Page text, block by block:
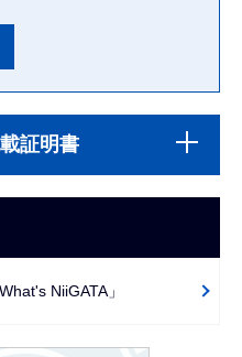
証明書
NiiGATA」